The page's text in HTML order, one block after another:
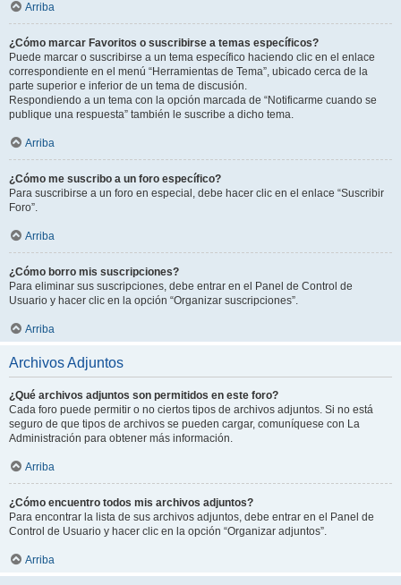
Arriba
¿Cómo marcar Favoritos o suscribirse a temas específicos?
Puede marcar o suscribirse a un tema específico haciendo clic en el enlace
correspondiente en el menú “Herramientas de Tema”, ubicado cerca de la
parte superior e inferior de un tema de discusión.
Respondiendo a un tema con la opción marcada de “Notificarme cuando se
publique una respuesta” también le suscribe a dicho tema.
Arriba
¿Cómo me suscribo a un foro específico?
Para suscribirse a un foro en especial, debe hacer clic en el enlace “Suscribir
Foro”.
Arriba
¿Cómo borro mis suscripciones?
Para eliminar sus suscripciones, debe entrar en el Panel de Control de
Usuario y hacer clic en la opción “Organizar suscripciones”.
Arriba
Archivos Adjuntos
¿Qué archivos adjuntos son permitidos en este foro?
Cada foro puede permitir o no ciertos tipos de archivos adjuntos. Si no está
seguro de que tipos de archivos se pueden cargar, comuníquese con La
Administración para obtener más información.
Arriba
¿Cómo encuentro todos mis archivos adjuntos?
Para encontrar la lista de sus archivos adjuntos, debe entrar en el Panel de
Control de Usuario y hacer clic en la opción “Organizar adjuntos”.
Arriba